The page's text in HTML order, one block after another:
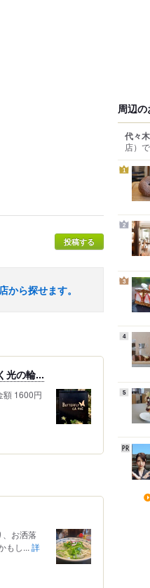
投稿する
ら探せます。
光の輪...
額 1600円
、お洒落
もし... 詳
周辺
代々
店） で
1
2
3
4
5